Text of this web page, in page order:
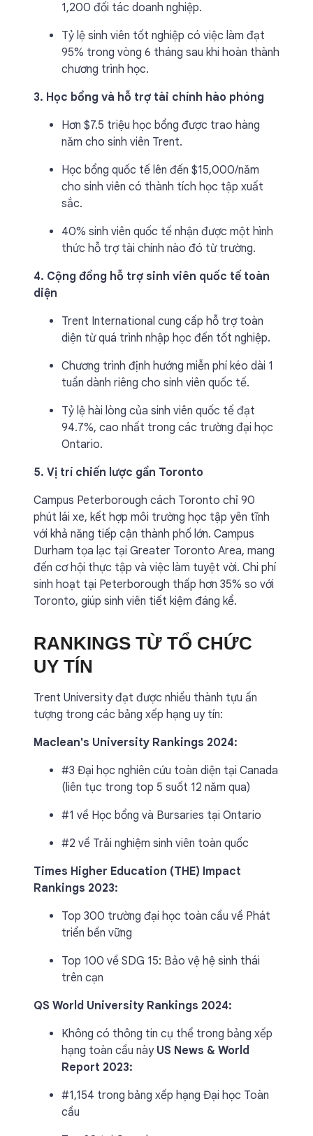
1,200 đối tác doanh nghiệp.
Tỷ lệ sinh viên tốt nghiệp có việc làm đạt
95% trong vòng 6 tháng sau khi hoàn thành
chương trình học.
3. Học bổng và hỗ trợ tài chính hào phóng
Hơn $7.5 triệu học bổng được trao hàng
năm cho sinh viên Trent.
Học bổng quốc tế lên đến $15,000/năm
cho sinh viên có thành tích học tập xuất
sắc.
40% sinh viên quốc tế nhận được một hình
thức hỗ trợ tài chính nào đó từ trường.
4. Cộng đồng hỗ trợ sinh viên quốc tế toàn
diện
Trent International cung cấp hỗ trợ toàn
diện từ quá trình nhập học đến tốt nghiệp.
Chương trình định hướng miễn phí kéo dài 1
tuần dành riêng cho sinh viên quốc tế.
Tỷ lệ hài lòng của sinh viên quốc tế đạt
94.7%, cao nhất trong các trường đại học
Ontario.
5. Vị trí chiến lược gần Toronto
Campus Peterborough cách Toronto chỉ 90
phút lái xe, kết hợp môi trường học tập yên tĩnh
với khả năng tiếp cận thành phố lớn. Campus
Durham tọa lạc tại Greater Toronto Area, mang
đến cơ hội thực tập và việc làm tuyệt vời. Chi phí
sinh hoạt tại Peterborough thấp hơn 35% so với
Toronto, giúp sinh viên tiết kiệm đáng kể.
RANKINGS TỪ TỔ CHỨC
UY TÍN
Trent University đạt được nhiều thành tựu ấn
tượng trong các bảng xếp hạng uy tín:
Maclean's University Rankings 2024:
#3 Đại học nghiên cứu toàn diện tại Canada
(liên tục trong top 5 suốt 12 năm qua)
#1 về Học bổng và Bursaries tại Ontario
#2 về Trải nghiệm sinh viên toàn quốc
Times Higher Education (THE) Impact
Rankings 2023:
Top 300 trường đại học toàn cầu về Phát
triển bền vững
Top 100 về SDG 15: Bảo vệ hệ sinh thái
trên cạn
QS World University Rankings 2024:
Không có thông tin cụ thể trong bảng xếp
hạng toàn cầu này US News & World
Report 2023:
#1,154 trong bảng xếp hạng Đại học Toàn
cầu